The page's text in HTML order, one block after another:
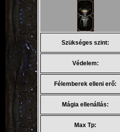
Szükséges szint:
Védelem:
Félemberek elleni erő:
Mágia ellenállás:
Max Tp: